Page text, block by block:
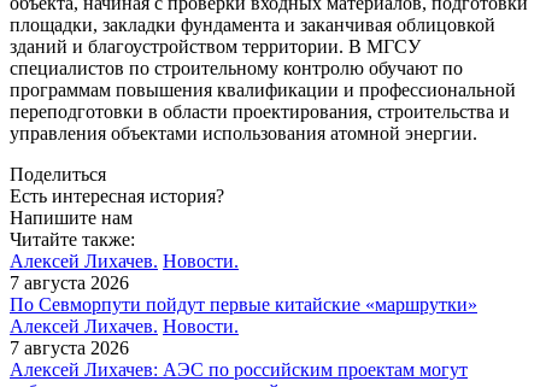
площадки, закладки фундамента и заканчивая облицовкой
зданий и благоустройством территории. В МГСУ
специалистов по строительному контролю обучают по
программам повышения квалификации и профессиональной
переподготовки в области проектирования, строительства и
управления объектами использования атомной энергии.
Поделиться
Есть интересная история?
Напишите нам
Читайте также:
Алексей Лихачев. Новости.
7 августа 2026
По Севморпути пойдут первые китайские «маршрутки»
Алексей Лихачев. Новости.
7 августа 2026
Алексей Лихачев: АЭС по российским проектам могут